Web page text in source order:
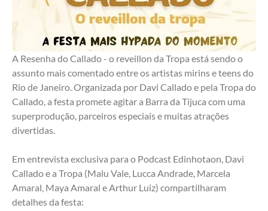
A Resenha do Callado - o reveillon da Tropa está sendo o
assunto mais comentado entre os artistas mirins e teens do
Rio de Janeiro. Organizada por Davi Callado e pela Tropa do
Callado, a festa promete agitar a Barra da Tijuca com uma
superprodução, parceiros especiais e muitas atrações
divertidas.
Em entrevista exclusiva para o Podcast Edinhotaon, Davi
Callado e a Tropa (Malu Vale, Lucca Andrade, Marcela
Amaral, Maya Amaral e Arthur Luiz) compartilharam
detalhes da festa: